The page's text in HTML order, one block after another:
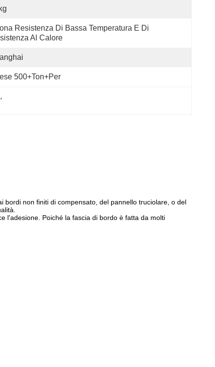
Resistenza Di Bassa Temperatura E Di
Al Calore
500+Ton+per
,
bordi non finiti di compensato, del pannello truciolare, o del
l'adesione. Poiché la fascia di bordo è fatta da molti